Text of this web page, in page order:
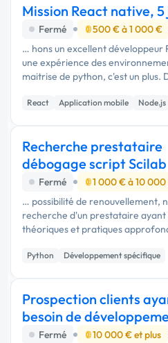
Mission React native,
Fermé
500 € à 1 000 €
… hons un excellent développeur
une expérience des
maitrise de python, c'est un plus.
agile. Environnement Github.
comprendre l'App …
React Application mobile Node.js
Recherche prestataire
débogage script Scilab
Fermé 1 000 € à 10
… possibilité de renouvellement,
recherche d'un prestataire ayant
théoriques et pratiques
informatique (dont
(outils/langage de programmation
Python Développement spécifique
Prospection clients
besoin de
site web
Fermé 10 000 € et plus